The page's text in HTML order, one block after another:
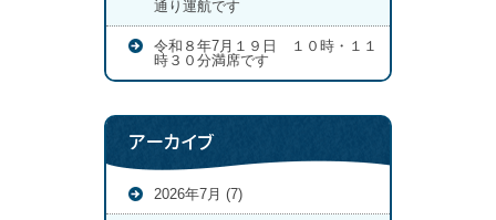
通り運航です
令和８年7月１９日 １０時・１１
時３０分満席です
アーカイブ
2026年7月 (7)